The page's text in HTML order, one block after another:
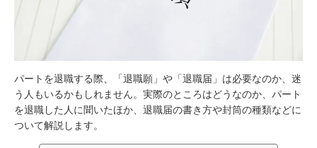
パートを退職する際、「退職願」や「退職届」は必要なのか、迷
う人もいるかもしれません。実際のところはどうなのか、パート
を退職した人に聞いたほか、退職届の書き方や封筒の種類などに
ついて解説します。